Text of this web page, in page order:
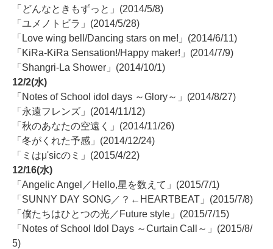
「どんなときもずっと」(2014/5/8)
「ユメノトビラ」(2014/5/28)
「Love wing bell/Dancing stars on me!」(2014/6/11)
「KiRa-KiRa Sensation!/Happy maker!」(2014/7/9)
「Shangri-La Shower」(2014/10/1)
12/2(水)
「Notes of School idol days ～Glory～」(2014/8/27)
「永遠フレンズ」(2014/11/12)
「秋のあなたの空遠く」(2014/11/26)
「冬がくれた予感」(2014/12/24)
「ミはμ'sicのミ」(2015/4/22)
12/16(水)
「Angelic Angel／Hello,星を数えて」(2015/7/1)
「SUNNY DAY SONG／？←HEARTBEAT」(2015/7/8)
「僕たちはひとつの光／Future style」(2015/7/15)
「Notes of School Idol Days ～Curtain Call～」(2015/8/
5)